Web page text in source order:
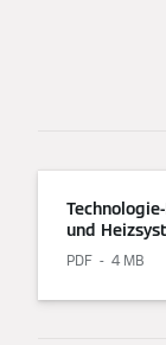
und
PDF 4 MB